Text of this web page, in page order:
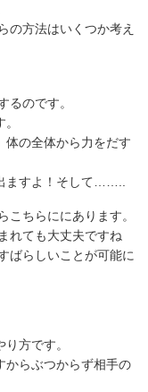
の方法はいくつか考え
のです。
の全体から力をだす
ますよ！そして……..
ちらににあります。
れても大丈夫ですね
ばらしいことが可能に
方です。
らぶつからず相手の